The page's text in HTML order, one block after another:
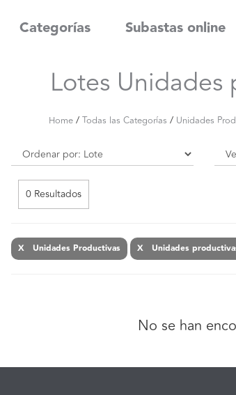
Categorías Subastas online
Lotes Unidades
Home/ Todas las Categorías / Unidades
0 Resultados
X Unidades Productivas X Unidades
No se han